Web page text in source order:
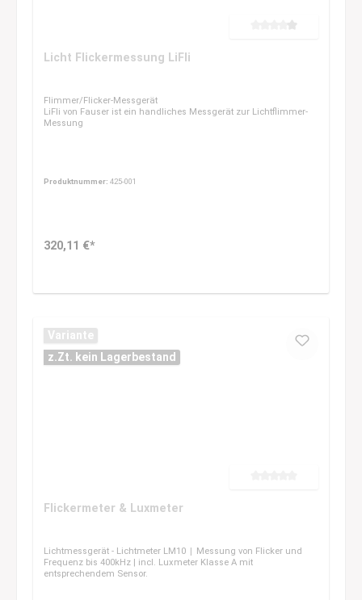
Licht Flickermessung LiFli
Flimmer/Flicker-Messgerät
LiFli von Fauser ist ein handliches Messgerät zur Lichtflimmer-
Messung
Produktnummer: 425-001
320,11 €*
Variante
z.Zt. kein Lagerbestand
Flickermeter & Luxmeter
Lichtmessgerät - Lichtmeter LM10
Messung von Flicker und
Frequenz bis 400kHz | incl. Luxmeter Klasse A mit
entsprechendem Sensor.